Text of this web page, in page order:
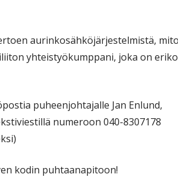
aurinkosähköjärjestelmistä,
yhteistyökumppani, joka on
puheenjohtajalle Jan Enlund,
numeroon 040-8307178
kodin puhtaanapitoon!